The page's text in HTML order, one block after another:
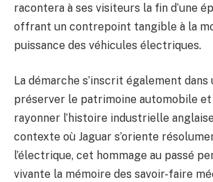
racontera à ses visiteurs la fin d’une
offrant un contrepoint tangible à la
puissance des véhicules électriques.
La démarche s’inscrit également dans
préserver le patrimoine automobile
rayonner l’histoire industrielle
contexte où Jaguar s’oriente
l’électrique, cet hommage au passé
vivante la mémoire des savoir-faire